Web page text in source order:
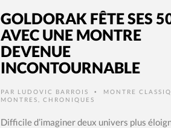
GOLDORAK FÊTE SES
AVEC UNE MONTRE
DEVENUE
INCONTOURNABLE
PAR LUDOVIC BARROIS • MONTRE
MONTRES
CHRONIQUES
Difficile d’imaginer deux univers plus